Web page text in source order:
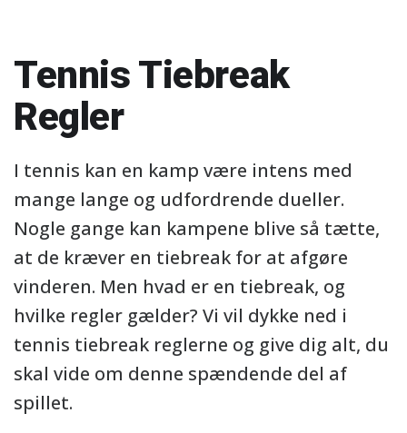
Tennis Tiebreak
Regler
I tennis kan en kamp være intens med
mange lange og udfordrende dueller.
Nogle gange kan kampene blive så tætte,
at de kræver en tiebreak for at afgøre
vinderen. Men hvad er en tiebreak, og
hvilke regler gælder? Vi vil dykke ned i
tennis tiebreak reglerne og give dig alt, du
skal vide om denne spændende del af
spillet.